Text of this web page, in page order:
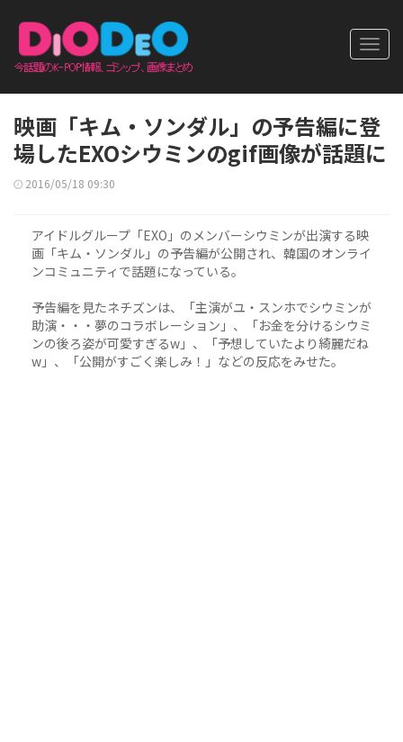
映画「キム・ソンダル」の予告編に登
場したEXOシウミンのgif画像が話題に
2016/05/18 09:30
アイドルグループ「EXO」のメンバーシウミンが出演する映
画「キム・ソンダル」の予告編が公開され、韓国のオンライ
ンコミュニティで話題になっている。
予告編を見たネチズンは、「主演がユ・スンホでシウミンが
助演・・・夢のコラボレーション」、「お金を分けるシウミ
ンの後ろ姿が可愛すぎるw」、「予想していたより綺麗だね
w」、「公開がすごく楽しみ！」などの反応をみせた。